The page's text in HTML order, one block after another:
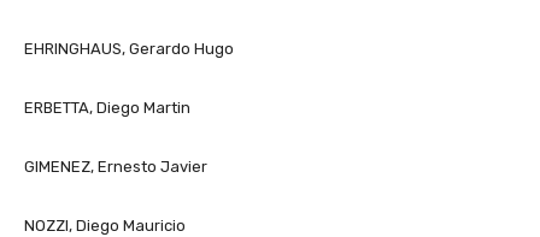
EHRINGHAUS, Gerardo Hugo
ERBETTA, Diego Martin
GIMENEZ, Ernesto Javier
NOZZI, Diego Mauricio